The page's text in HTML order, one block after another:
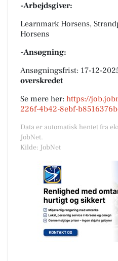
-Arbejdsgiver:
Learnmark Horsens,
Horsens
-Ansøgning:
Ansøgningsfrist: 17-12-
overskredet
Se mere her: https://
226f-4b42-8ebf-
Data er automatisk hentet fra
JobNet.
Kilde: JobNet